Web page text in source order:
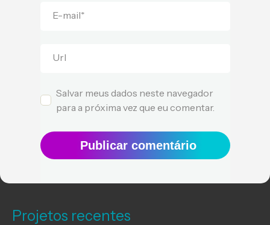
E-mail*
Url
Salvar meus dados neste navegador
para a próxima vez que eu comentar.
Publicar comentário
Projetos recentes